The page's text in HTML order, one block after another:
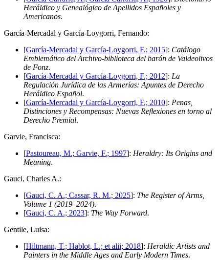
Heráldico y Genealógico de Apellidos Españoles y
Americanos.
García-Mercadal y García-Loygorri, Fernando:
[García-Mercadal y García-Loygorri, F.; 2015]: Catálogo
Emblemático del Archivo-biblioteca del barón de Valdeolivos
de Fonz.
[García-Mercadal y García-Loygorri, F.; 2012]: La
Regulación Jurídica de las Armerías: Apuntes de Derecho
Heráldico Español.
[García-Mercadal y García-Loygorri, F.; 2010]: Penas,
Distinciones y Recompensas: Nuevas Reflexiones en torno al
Derecho Premial.
Garvie, Francisca:
[Pastoureau, M.; Garvie, F.; 1997]: Heraldry: Its Origins and
Meaning.
Gauci, Charles A.:
[Gauci, C. A.; Cassar, R. M.; 2025]: The Register of Arms,
Volume 1 (2019–2024).
[Gauci, C. A.; 2023]: The Way Forward.
Gentile, Luisa:
[Hiltmann, T.; Hablot, L.; et alii; 2018]: Heraldic Artists and
Painters in the Middle Ages and Early Modern Times.